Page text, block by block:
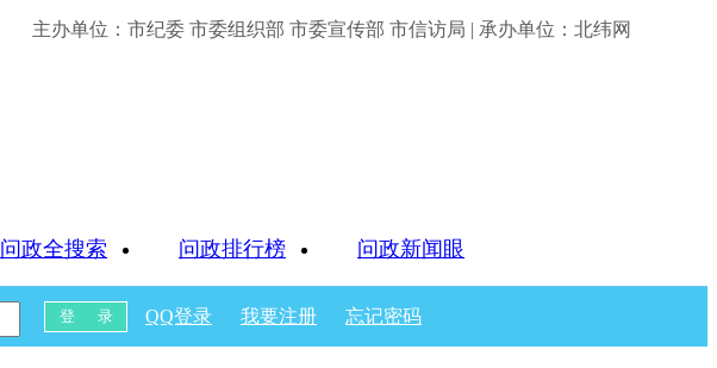
主办单位：市纪委 市委组织部 市委宣传部 市信访局 | 承办单位：北纬网
问政全搜索 问政排行榜 问政新闻眼
QQ登录 我要注册 忘记密码